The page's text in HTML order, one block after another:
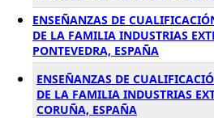
ENSEÑANZAS DE
DE LA FAMILIA INDUSTRIAS
PONTEVEDRA, ESPAÑA
ENSEÑANZAS DE
DE LA FAMILIA INDUSTRIAS
CORUÑA, ESPAÑA